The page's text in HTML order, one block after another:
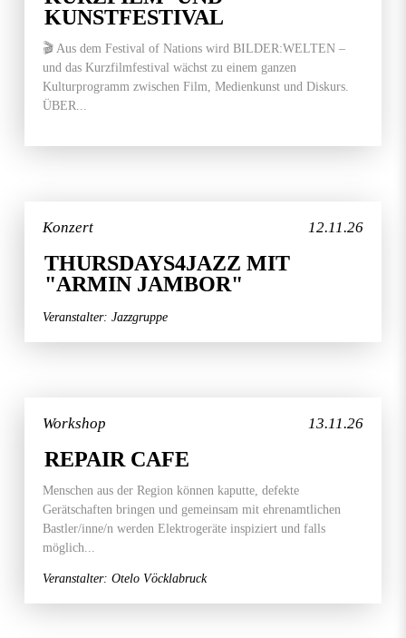
KUNSTFESTIVAL
🎬 Aus dem Festival of Nations wird BILDER:WELTEN –
und das Kurzfilmfestival wächst zu einem ganzen
Kulturprogramm zwischen Film, Medienkunst und Diskurs.
ÜBER...
12.11.26
Konzert
THURSDAYS4JAZZ MIT
"ARMIN JAMBOR"
Veranstalter: Jazzgruppe
13.11.26
Workshop
REPAIR CAFE
Menschen aus der Region können kaputte, defekte
Gerätschaften bringen und gemeinsam mit ehrenamtlichen
Bastler/inne/n werden Elektrogeräte inspiziert und falls
möglich...
Veranstalter: Otelo Vöcklabruck